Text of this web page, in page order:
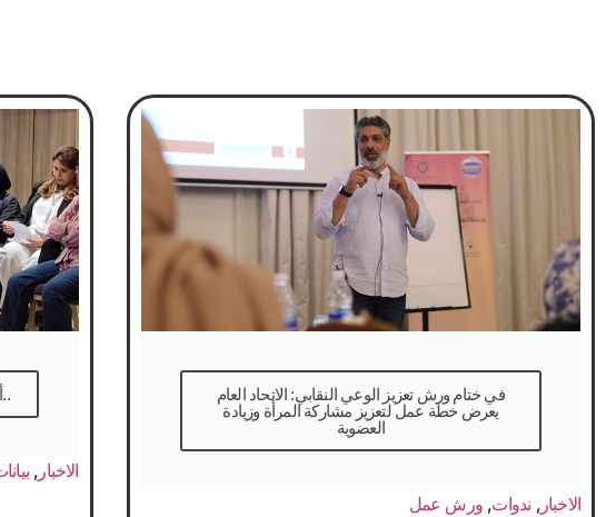
أصدر بيان تنديد باغتيال الناشطة افتهان المشهري..
الاخبار ,
في ختام ورش تعزيز الوعي النقابي: الاتحاد العام
يعرض خطة عمل لتعزيز مشاركة المرأة وزيادة
العضوية
الاخبار, ندوات,ورش عمل